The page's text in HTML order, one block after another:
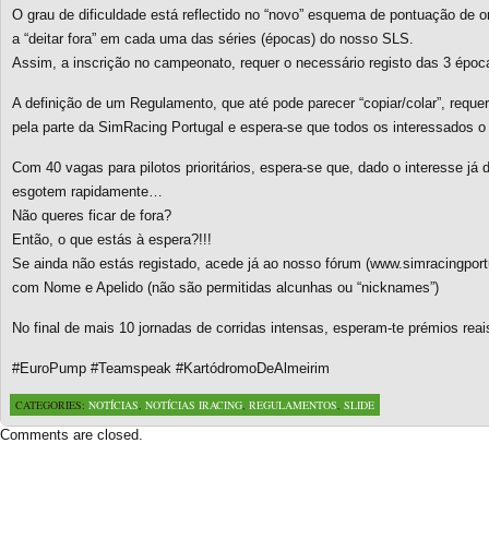
O grau de dificuldade está reflectido no “novo” esquema de pontuação de
a “deitar fora” em cada uma das séries (épocas) do nosso SLS.
Assim, a inscrição no campeonato, requer o necessário registo das 3
A definição de um Regulamento, que até pode parecer “copiar/colar”,
pela parte da SimRacing Portugal e espera-se que todos os interessados
Com 40 vagas para pilotos prioritários, espera-se que, dado o interesse já
esgotem rapidamente…
Não queres ficar de fora?
Então, o que estás à espera?!!!
Se ainda não estás registado, acede já ao nosso fórum
com Nome e Apelido (não são permitidas alcunhas ou “nicknames”)
No final de mais 10 jornadas de corridas intensas, esperam-te prémios
#EuroPump #Teamspeak #KartódromoDeAlmeirim
CATEGORIES: NOTÍCIAS, NOTÍCIAS IRACING, REGULAMENTOS, SLIDE
Comments are closed.